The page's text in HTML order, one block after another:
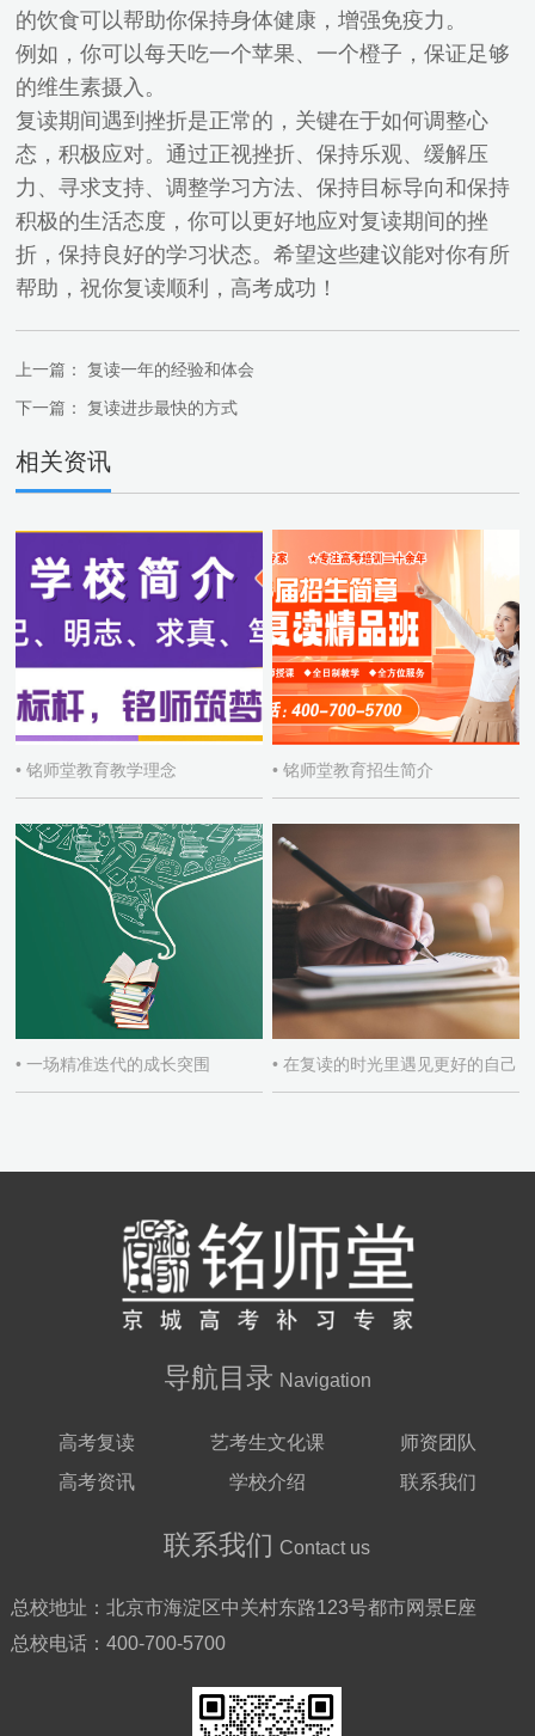
的饮食可以帮助你保持身体健康，增强免疫力。
例如，你可以每天吃一个苹果、一个橙子，保证足够
的维生素摄入。
复读期间遇到挫折是正常的，关键在于如何调整心
态，积极应对。通过正视挫折、保持乐观、缓解压
力、寻求支持、调整学习方法、保持目标导向和保持
积极的生活态度，你可以更好地应对复读期间的挫
折，保持良好的学习状态。希望这些建议能对你有所
帮助，祝你复读顺利，高考成功！
上一篇：
复读一年的经验和体会
下一篇：
复读进步最快的方式
相关资讯
• 铭师堂教育教学理念 • 铭师堂教育招生简介
• 一场精准迭代的成长突围 • 在复读的时光里遇见更好的自己
导航目录 Navigation
高考复读 艺考生文化课
师资团队
高考资讯
学校介绍 联系我们
联系我们 Contact us
总校地址： 北京市海淀区中关村东路123号都市网景E座
总校电话： 400-700-5700